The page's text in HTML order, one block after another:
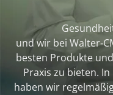
und wir bei
besten Produkte
Praxis zu bieten.
haben wir